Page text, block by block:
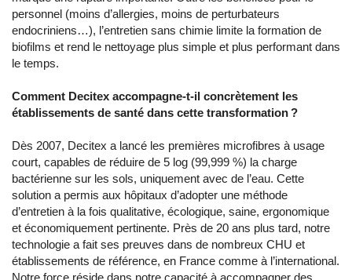
personnel (moins d’allergies, moins de perturbateurs
endocriniens…), l’entretien sans chimie limite la formation de
biofilms et rend le nettoyage plus simple et plus performant dans
le temps.
Comment Decitex accompagne-t-il concrètement les
établissements de santé dans cette transformation ?
Dès 2007, Decitex a lancé les premières microfibres à usage
court, capables de réduire de 5 log (99,999 %) la charge
bactérienne sur les sols, uniquement avec de l’eau. Cette
solution a permis aux hôpitaux d’adopter une méthode
d’entretien à la fois qualitative, écologique, saine, ergonomique
et économiquement pertinente. Près de 20 ans plus tard, notre
technologie a fait ses preuves dans de nombreux CHU et
établissements de référence, en France comme à l’international.
Notre force réside dans notre capacité à accompagner des